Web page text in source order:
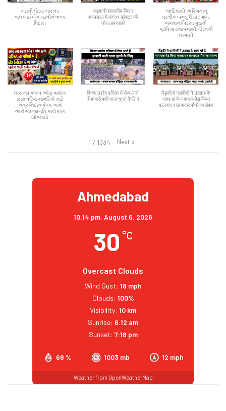
માંડવી પોસ્ટ માસ્તર
વાલબાઈબેન ગઢવીને ભવ્ય
વિદાય
बड़वानी शासकीय जिला
अस्पताल में पदस्थ डॉक्टर की
घोर लापरवाही
આદિવાસી અસ્મિતાનું
પ્રતીક બન્યું ઊંડાર ગામ,
ભગવાન બિરસા મુંડાની
પ્રતિમા સ્થાપનાથી ગૌરવની
લાગણી
લાયન્સ ક્લબ ઓફ વાવોલ
દ્વારા વરિષ્ઠ નાગરિકો માટે
નેત્ર નિદાન કેમ્પ અને
આરોગ્ય જાગૃતિ કાર્યક્રમ
યોજાયો
किरण उद्योग परिसर में रोज आते
हैं हजारों पक्षी दाना चुगने के लिए
मेंड़की मे ग्रामीणों ने उत्साह के
साथ मां के नाम एक पेड़ किया
फलदार व छायादार पौधों का रोपण
1 / 1334 Next »
Ahmedabad
10:14 pm, August 6, 2026
30 °C
Overcast Clouds
68 % 1003 mb 12 mph
Wind Gust: 18 mph
Clouds: 100%
Visibility: 10 km
Sunrise: 6:12 am
Sunset: 7:18 pm
Weather from OpenWeatherMap